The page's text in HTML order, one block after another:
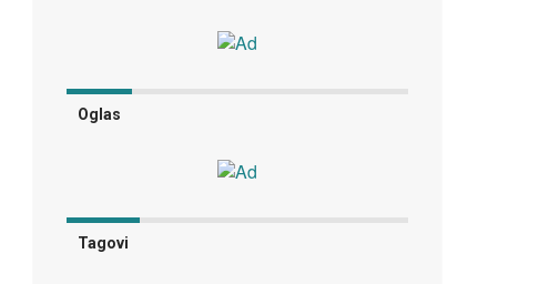
Oglas
Tagovi